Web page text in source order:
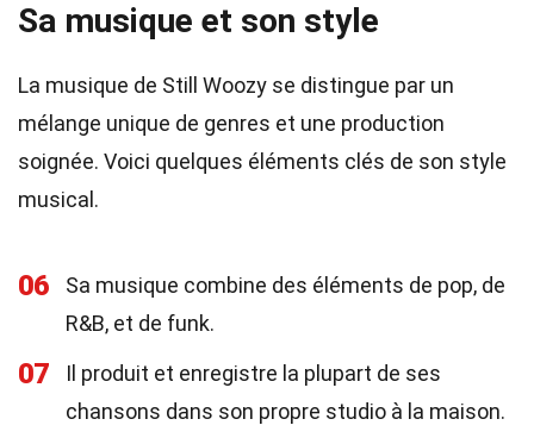
Sa musique et son style
La musique de Still Woozy se distingue par un
mélange unique de genres et une production
soignée. Voici quelques éléments clés de son style
musical.
06
Sa musique combine des éléments de pop, de
R&B, et de funk.
07
Il produit et enregistre la plupart de ses
chansons dans son propre studio à la maison.